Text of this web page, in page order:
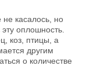
касалось, но
оплошность.
коз, птицы, а
другим
о количестве